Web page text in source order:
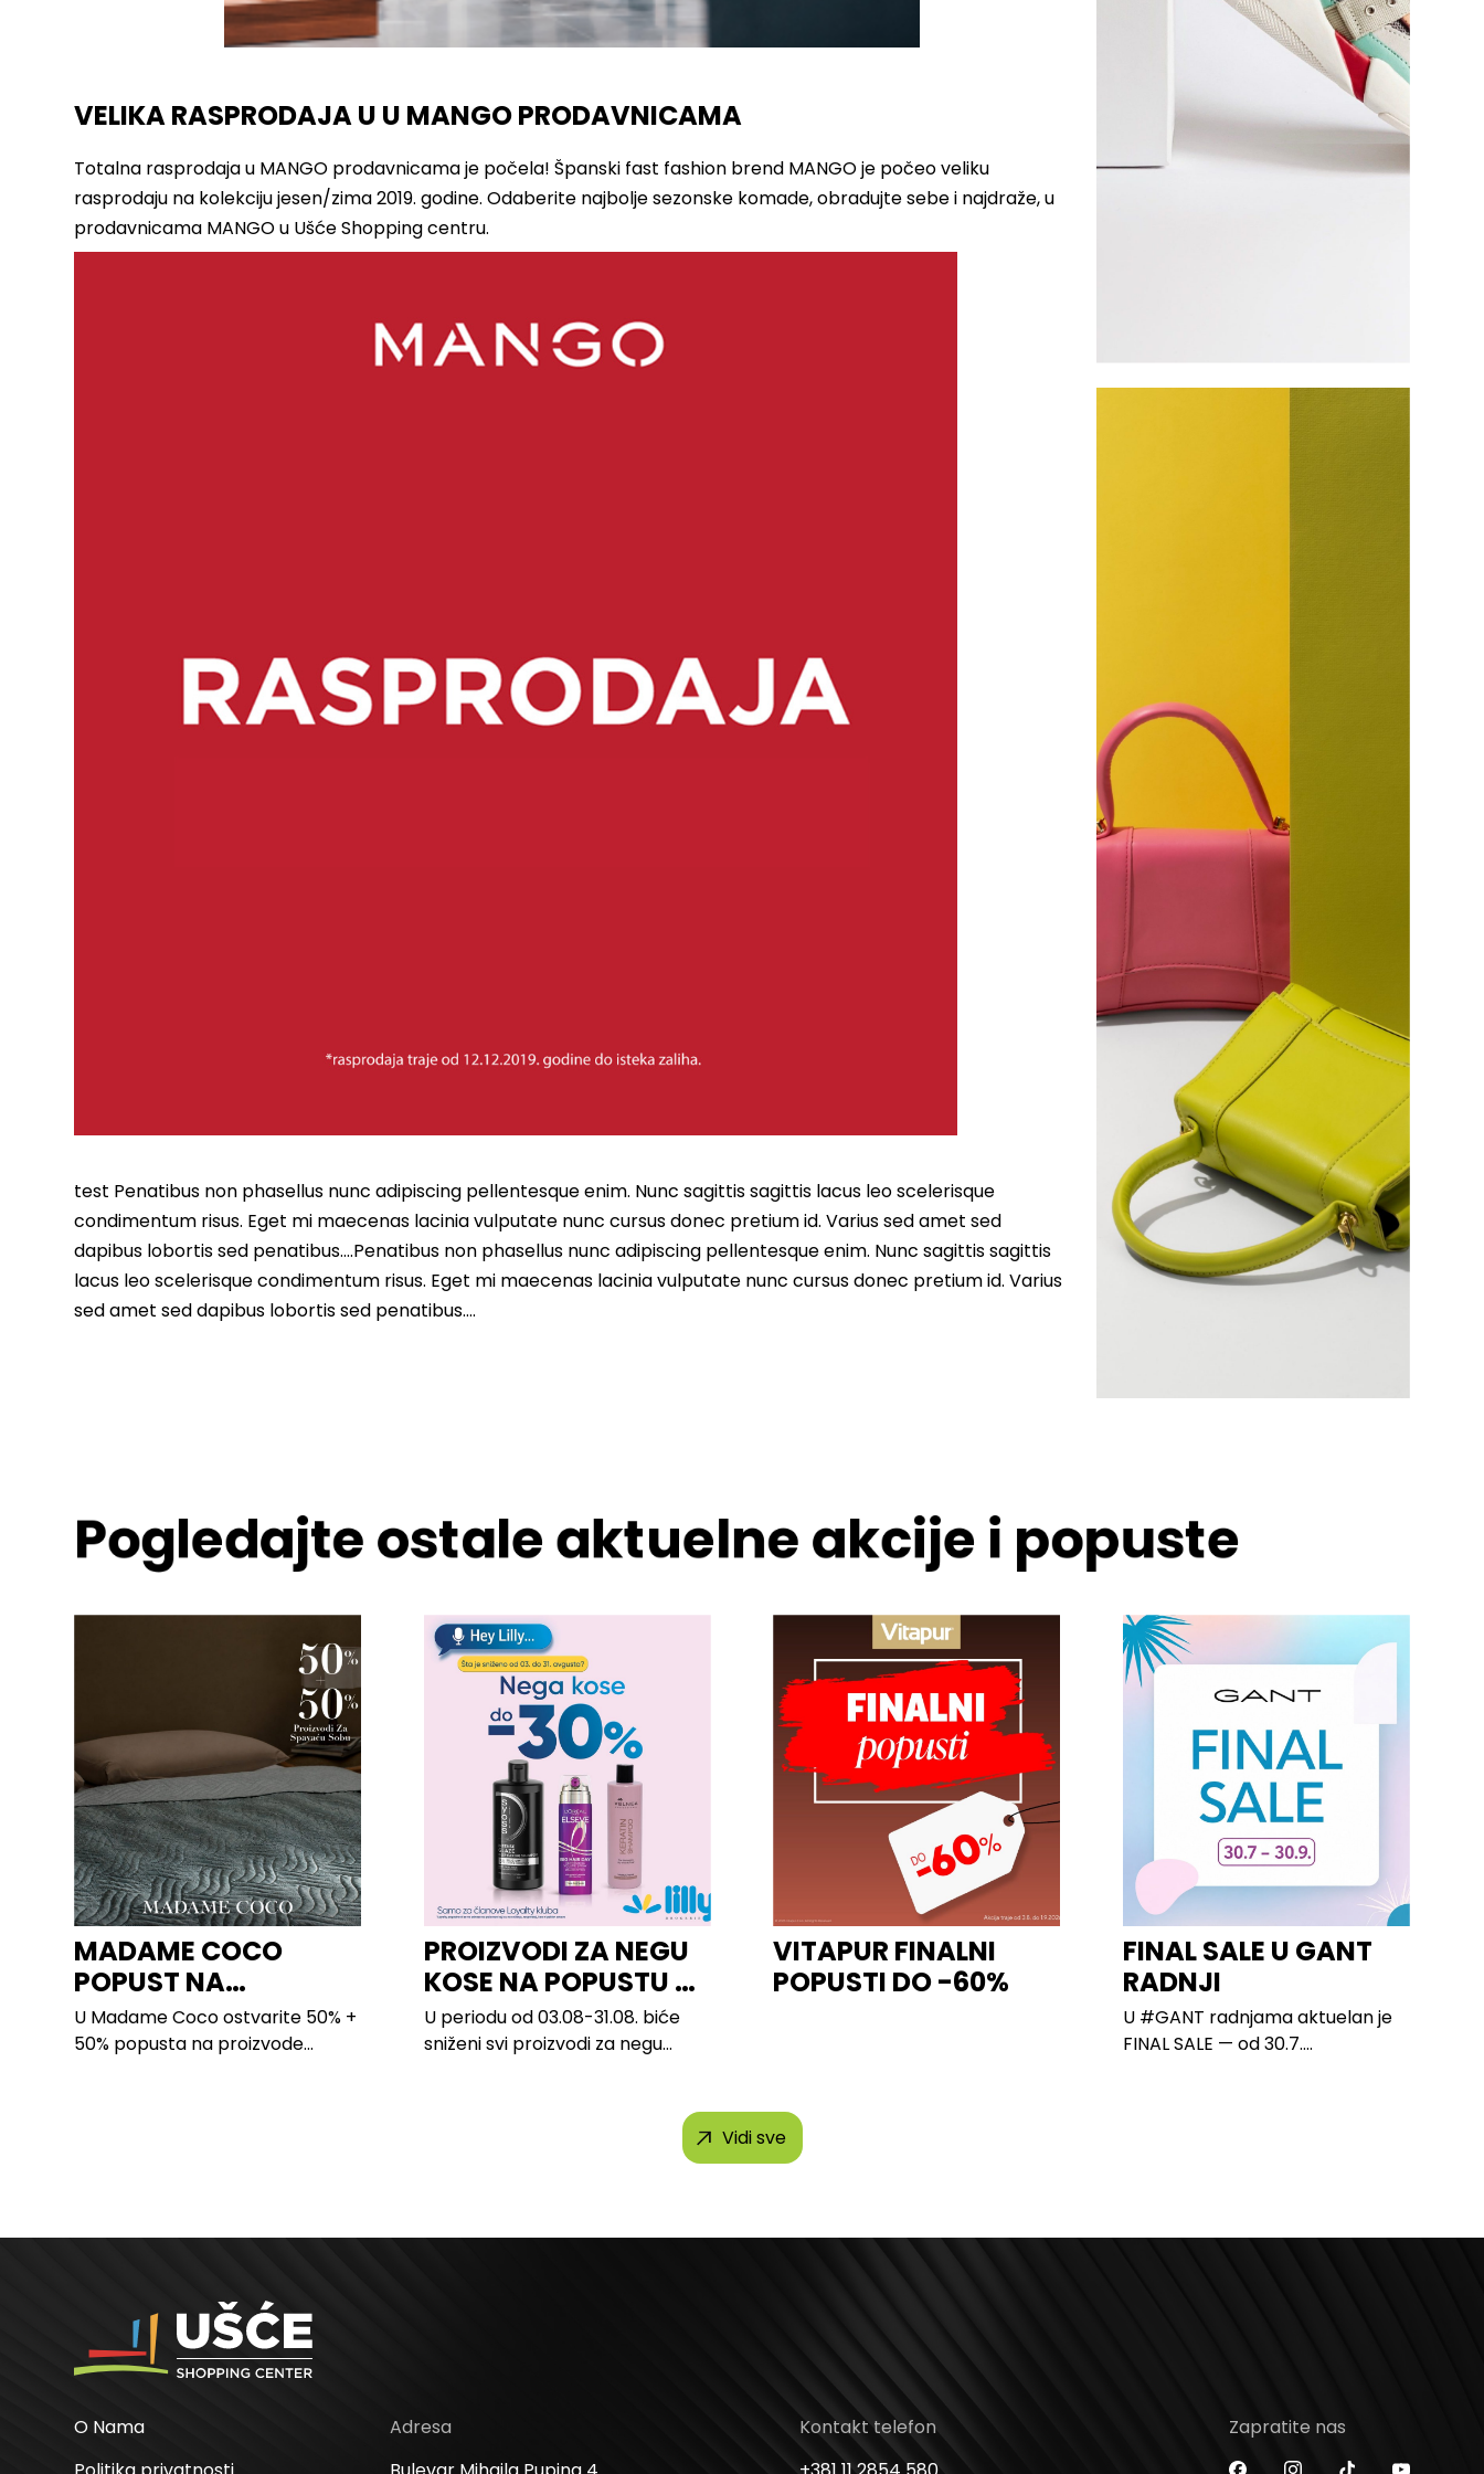
VELIKA RASPRODAJA U U MANGO PRODAVNICAMA
Totalna rasprodaja u MANGO prodavnicama je počela! Španski fast fashion brend MANGO je počeo veliku
rasprodaju na kolekciju jesen/zima 2019. godine. Odaberite najbolje sezonske komade, obradujte sebe i najdraže, u
prodavnicama MANGO u Ušće Shopping centru.
test Penatibus non phasellus nunc adipiscing pellentesque enim. Nunc sagittis sagittis lacus leo scelerisque
condimentum risus. Eget mi maecenas lacinia vulputate nunc cursus donec pretium id. Varius sed amet sed
dapibus lobortis sed penatibus….Penatibus non phasellus nunc adipiscing pellentesque enim. Nunc sagittis sagittis
lacus leo scelerisque condimentum risus. Eget mi maecenas lacinia vulputate nunc cursus donec pretium id. Varius
sed amet sed dapibus lobortis sed penatibus….
Pogledajte ostale aktuelne akcije i popuste
MADAME COCO
POPUST NA
PROIZVODE ZA
SPAVAĆU SOBU
U Madame Coco ostvarite 50% +
50% popusta na proizvode...
PROIZVODI ZA NEGU
KOSE NA POPUSTU U
LILLY
U periodu od 03.08-31.08. biće
sniženi svi proizvodi za negu
VITAPUR FINALNI
POPUSTI DO -60%
FINAL SALE U GANT
RADNJI
U #GANT radnjama aktuelan je
FINAL SALE — od 30.7....
Vidi sve
O Nama
Adresa
Kontakt telefon
Zapratite nas